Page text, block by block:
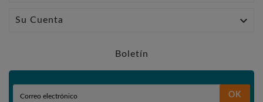
Su Cuenta 
Boletín
OK